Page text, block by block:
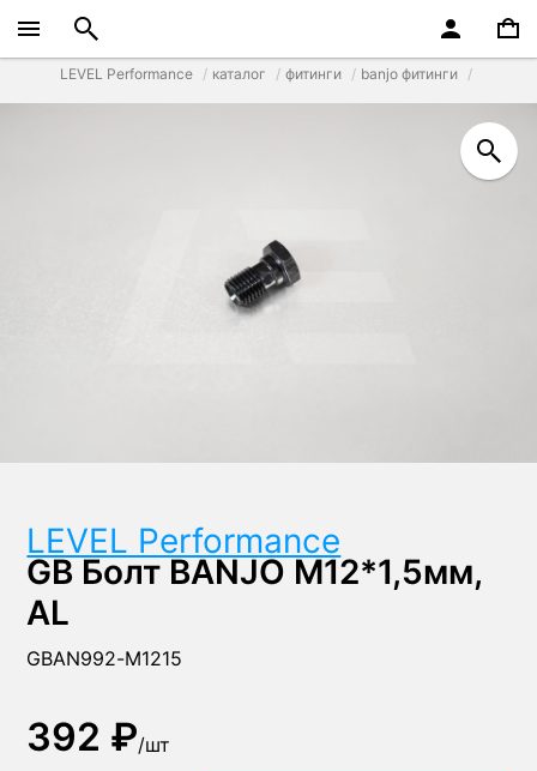
LEVEL Performance каталог фитинги banjo фитинги
LEVEL Performance
GB Болт BANJO М12*1,5мм,
AL
GBAN992-M1215
392 ₽/шт